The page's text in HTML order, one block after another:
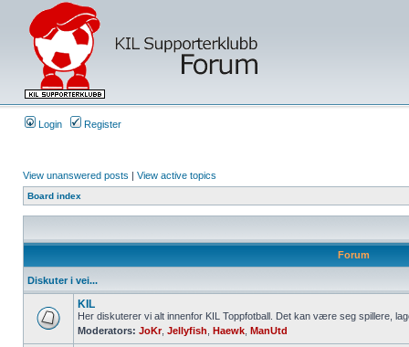
Login Register
View unanswered posts | View active topics
Board index
Forum
Diskuter i vei...
KIL
Her diskuterer vi alt innenfor KIL Toppfotball. Det kan være seg spillere,
Moderators: JoKr, Jellyfish Haewk ManUtd